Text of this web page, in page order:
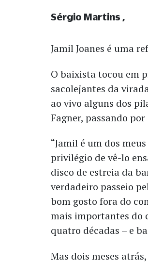
Jamil Joanes é uma
O baixista tocou em
sacolejantes da
ao vivo alguns dos
Fagner, passando
“Jamil é um dos
privilégio de vê-lo
disco de estreia da
verdadeiro passeio
bom gosto fora do
mais importantes do
quatro décadas – e
Mas dois meses
Sérgio Martins